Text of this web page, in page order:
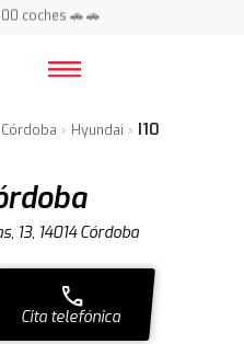
coches 🚗 🚗
Córdoba Hyundai I10
13, 14014 Córdoba
call
Cita telefónica